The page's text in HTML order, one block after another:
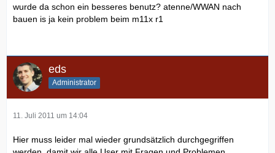
wurde da schon ein besseres benutz? atenne/WWAN nach
bauen is ja kein problem beim m11x r1
eds
Administrator
11. Juli 2011 um 14:04
Hier muss leider mal wieder grundsätzlich durchgegriffen